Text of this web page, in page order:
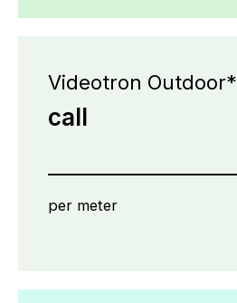
Videotron Outdoor*
call
per meter